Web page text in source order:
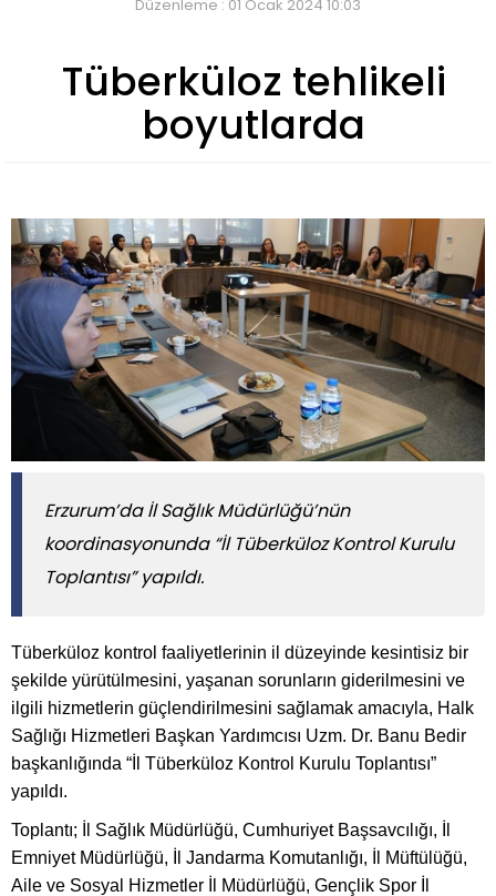
Düzenleme : 01 Ocak 2024 10:03
Tüberküloz tehlikeli
boyutlarda
Erzurum’da İl Sağlık Müdürlüğü’nün
koordinasyonunda “İl Tüberküloz Kontrol Kurulu
Toplantısı” yapıldı.
Tüberküloz kontrol faaliyetlerinin il düzeyinde kesintisiz bir
şekilde yürütülmesini, yaşanan sorunların giderilmesini ve
ilgili hizmetlerin güçlendirilmesini sağlamak amacıyla, Halk
Sağlığı Hizmetleri Başkan Yardımcısı Uzm. Dr. Banu Bedir
başkanlığında “İl Tüberküloz Kontrol Kurulu Toplantısı”
yapıldı.
Toplantı; İl Sağlık Müdürlüğü, Cumhuriyet Başsavcılığı, İl
Emniyet Müdürlüğü, İl Jandarma Komutanlığı, İl Müftülüğü,
Aile ve Sosyal Hizmetler İl Müdürlüğü, Gençlik Spor İl